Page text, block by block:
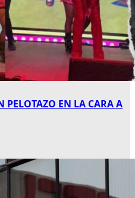
PELOTAZO EN LA CARA A